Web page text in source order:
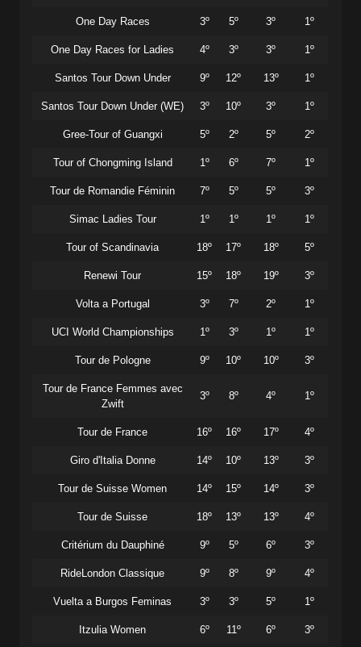
One Day Races 3º 5º 3º 1º
One Day Races for Ladies 4º 3º 3º 1º
Santos Tour Down Under 9º 12º 13º 1º
Santos Tour Down Under (WE) 3º 10º 3º 1º
Gree-Tour of Guangxi 5º 2º 5º 2º
Tour of Chongming Island 1º 6º 7º 1º
Tour de Romandie Féminin 7º 5º 5º 3º
Simac Ladies Tour 1º 1º 1º 1º
Tour of Scandinavia 18º 17º 18º 5º
Renewi Tour 15º 18º 19º 3º
Volta a Portugal 3º 7º 2º 1º
UCI World Championships 1º 3º 1º 1º
Tour de Pologne 9º 10º 10º 3º
Tour de France Femmes avec
Zwift
3º 8º 4º 1º
Tour de France 16º 16º 17º 4º
Giro d'Italia Donne 14º 10º 13º 3º
Tour de Suisse Women 14º 15º 14º 3º
Tour de Suisse 18º 13º 13º 4º
Critérium du Dauphiné 9º 5º 6º 3º
RideLondon Classique 9º 8º 9º 4º
Vuelta a Burgos Feminas 3º 3º 5º 1º
Itzulia Women 6º 11º 6º 3º